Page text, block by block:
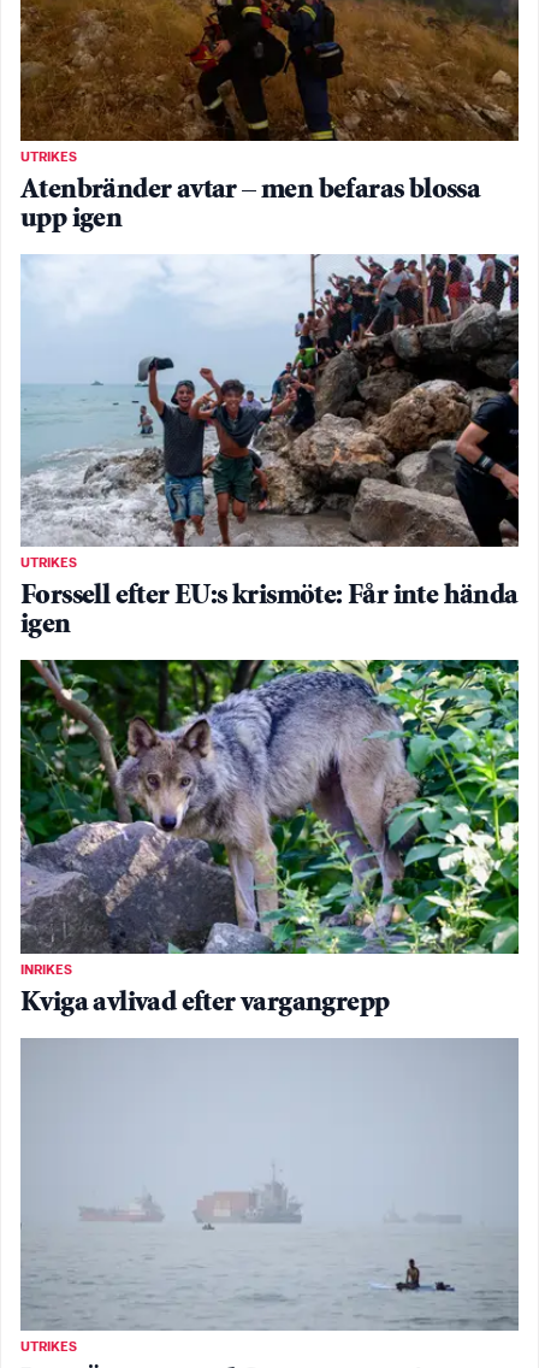
UTRIKES
Atenbränder avtar – men befaras blossa
upp igen
UTRIKES
Forssell efter EU:s krismöte: Får inte hända
igen
INRIKES
Kviga avlivad efter vargangrepp
UTRIKES